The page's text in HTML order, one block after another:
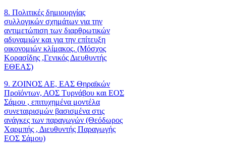
8. Πολιτικές δημιουργίας
συλλογικών σχημάτων για την
αντιμετώπιση των διαρθρωτικών
αδυναμιών και για την επίτευξη
οικονομιών κλίμακος. (Μόσχος
Κορασίδης ,Γενικός Διευθυντής
ΕΘΕΑΣ)
9. ΖΟΙΝΟΣ ΑΕ, ΕΑΣ Θηραϊκών
Προϊόντων, ΑΟΣ Τυρνάβου και ΕΟΣ
Σάμου , επιτυχημένα μοντέλα
συνεταιρισμών βασισμένα στις
ανάγκες των παραγωγών (Θεόδωρος
Χαρμπής , Διευθυντής Παραγωγής
ΕΟΣ Σάμου)